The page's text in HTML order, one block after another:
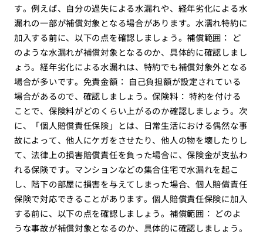
す。例えば、自分の過失による水漏れや、経年劣化による水
漏れの一部が補償対象となる場合があります。水濡れ特約に
加入する前に、以下の点を確認しましょう。補償範囲： ど
のような水漏れが補償対象となるのか、具体的に確認しまし
ょう。経年劣化による水漏れは、特約でも補償対象外となる
場合が多いです。免責金額： 自己負担額が設定されている
場合があるので、確認しましょう。保険料： 特約を付ける
ことで、保険料がどのくらい上がるのか確認しましょう。次
に、「個人賠償責任保険」とは、日常生活における偶然な事
故によって、他人にケガをさせたり、他人の物を壊したりし
て、法律上の損害賠償責任を負った場合に、保険金が支払わ
れる保険です。マンションなどの集合住宅で水漏れを起こ
し、階下の部屋に損害を与えてしまった場合、個人賠償責任
保険で対応できることがあります。個人賠償責任保険に加入
する前に、以下の点を確認しましょう。補償範囲： どのよ
うな事故が補償対象となるのか、具体的に確認しましょう。